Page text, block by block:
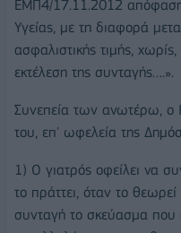
ΕΜΠ4/17.11.2012
Υγείας, με τη διαφορά
ασφαλιστικής τιμής,
εκτέλεση της συνταγής….».
Συνεπεία των ανωτέρω, ο
του, επ' ωφελεία της
1) Ο γιατρός οφείλει να
το πράττει, όταν το
συνταγή το σκεύασμα που